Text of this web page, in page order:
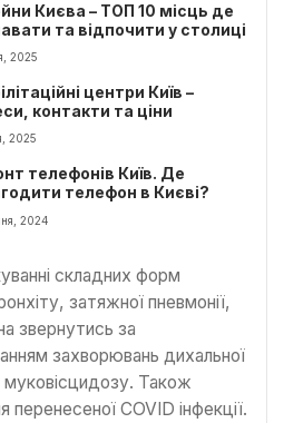
Києва – ТОП 10 місць де
та відпочити у столиці
2025
центри Київ –
контакти та ціни
2025
телефонів Київ. Де
телефон в Києві?
2024
складних форм
затяжної пневмонії,
звернутись за
захворювань дихальної
Також
перенесеної COVID інфекції.